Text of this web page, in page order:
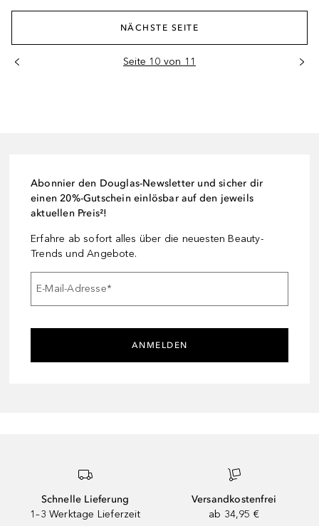
NÄCHSTE SEITE
Seite 10 von 11
Abonnier den Douglas-Newsletter und sicher dir
einen 20%-Gutschein einlösbar auf den jeweils
aktuellen Preis²!
Erfahre ab sofort alles über die neuesten Beauty-
Trends und Angebote.
E-Mail-Adresse*
ANMELDEN
Schnelle Lieferung
1–3 Werktage Lieferzeit
Versandkostenfrei
ab 34,95 €